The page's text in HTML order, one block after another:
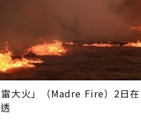
雷大火」（Madre Fire）2日